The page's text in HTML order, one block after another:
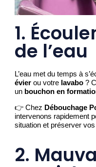
1.
de l’eau
L’eau met du temps à
évier ou votre lavabo ?
un bouchon en
👉 Chez Débouchage
intervenons rapidement
situation et préserver
2.